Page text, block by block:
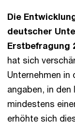
Die
deutscher
Erstbefragung
hat sich
Unternehmen in
angaben, in
mindestens
erhöhte sich